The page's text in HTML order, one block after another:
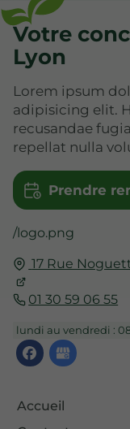
/logo.png
17 Rue
01 30 59 06 55
lundi au vendredi :
Accueil
Votre
Lyon
Lorem ipsum
adipisicing elit.
recusandae
repellat nulla
Prendre